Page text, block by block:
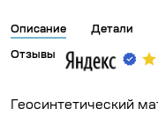
Описание Детали
Отзывы
Геосинтетический